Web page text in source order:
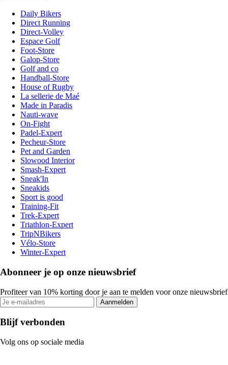
Daily Bikers
Direct Running
Direct-Volley
Espace Golf
Foot-Store
Galop-Store
Golf and co
Handball-Store
House of Rugby
La sellerie de Maé
Made in Paradis
Nauti-wave
On-Fight
Padel-Expert
Pecheur-Store
Pet and Garden
Slowood Interior
Smash-Expert
Sneak'In
Sneakids
Sport is good
Training-Fit
Trek-Expert
Triathlon-Expert
TripNBikers
Vélo-Store
Winter-Expert
Abonneer je op onze nieuwsbrief
Profiteer van 10% korting door je aan te melden voor onze nieuwsbrief
Aanmelden
Blijf verbonden
Volg ons op sociale media